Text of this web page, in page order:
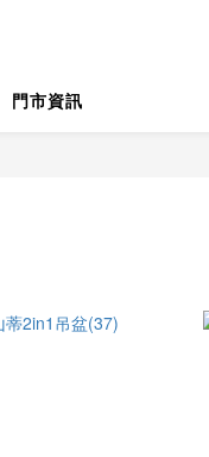
門市資訊